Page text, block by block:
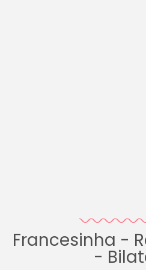
Francesinha -
-